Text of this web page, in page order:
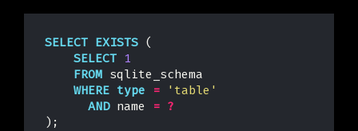
SELECT EXISTS (
SELECT
1
FROM sqlite_schema
WHERE type =
'table'
AND name = ?
);